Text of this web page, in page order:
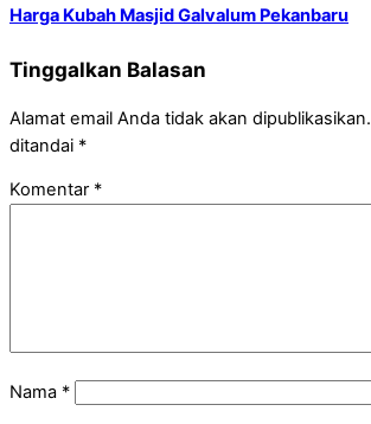
Harga Kubah Masjid Galvalum Pekanbaru
Tinggalkan Balasan
Alamat email Anda tidak akan dipublikasikan.
ditandai *
Komentar *
Nama *